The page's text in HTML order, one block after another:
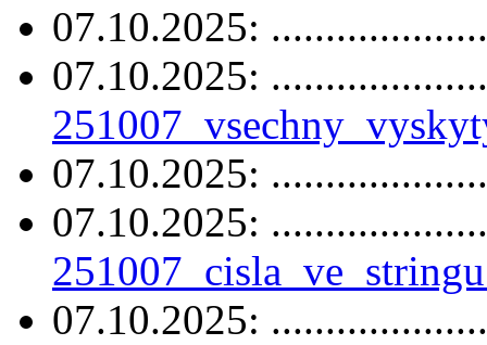
07.10.2025:
07.10.2025:
07.10.2025:
07.10.2025:
07.10.2025: